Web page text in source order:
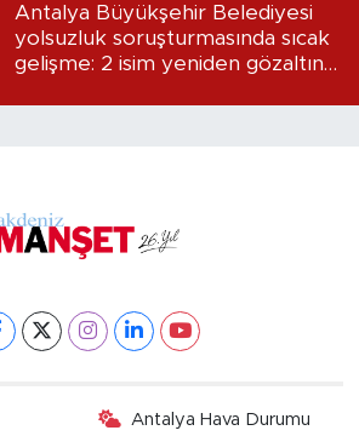
Antalya Büyükşehir Belediyesi
yolsuzluk soruşturmasında sıcak
gelişme: 2 isim yeniden gözaltına
Antalya Hava Durumu